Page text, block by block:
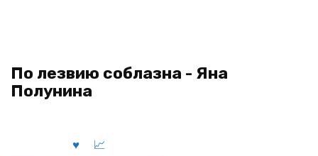
По лезвию соблазна - Яна
Полунина